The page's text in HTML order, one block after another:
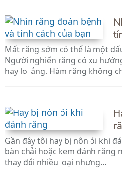
Mất răng sớm có thể là một
Người nghiến răng có xu
hay lo lắng. Hàm răng không
Gần đây tôi hay bị nôn ói khi
bàn chải hoặc kem đánh răng
thay đổi nhiều loại nhưng…